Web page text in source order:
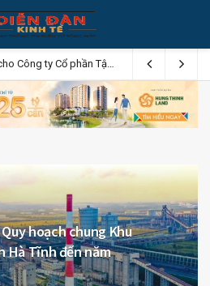
Giao đất, cho thuê đất cho Công ty Cổ phần Tập đoàn Eco Pearl City tại xã Long Điền
hoạch chung Khu
Hà Tĩnh đến năm